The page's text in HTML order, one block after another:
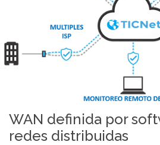
WAN definida por
redes distribuidas